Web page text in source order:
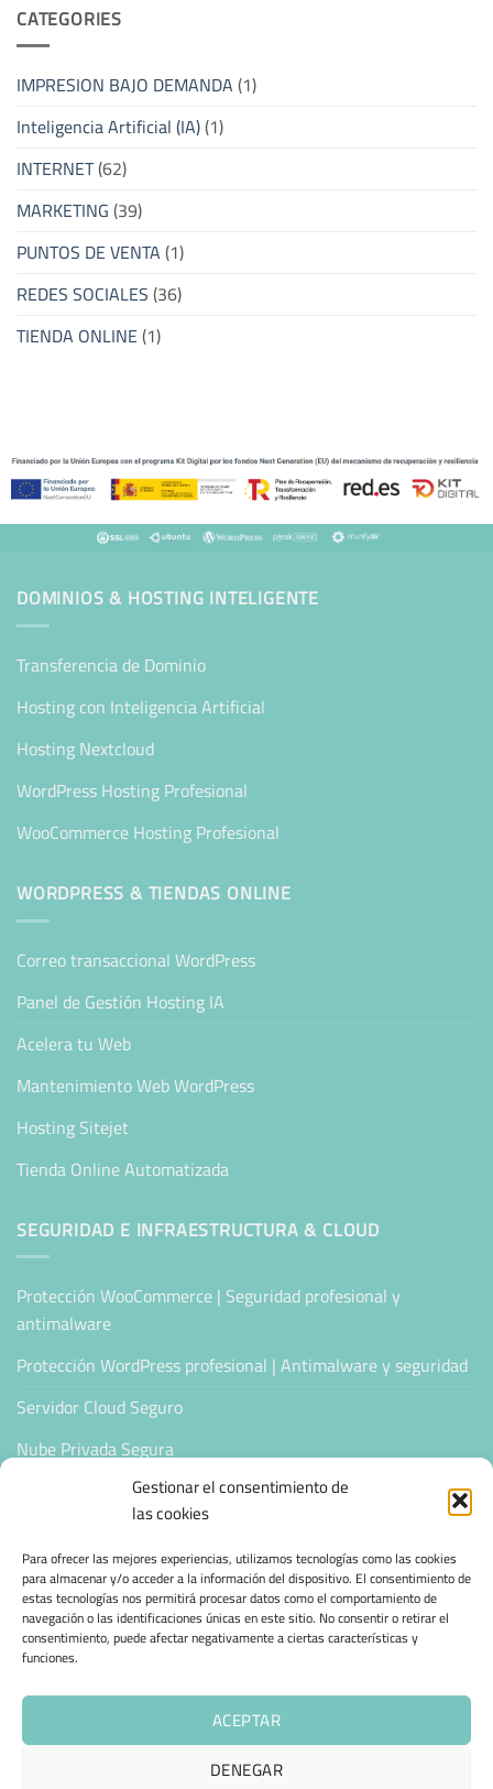
Gestionar el consentimiento de
las cookies
Para ofrecer las mejores experiencias, utilizamos tecnologías como las cookies
para almacenar y/o acceder a la información del dispositivo. El consentimiento de
estas tecnologías nos permitirá procesar datos como el comportamiento de
navegación o las identificaciones únicas en este sitio. No consentir o retirar el
consentimiento, puede afectar negativamente a ciertas características y
funciones.
ACEPTAR
DENEGAR
CATEGORIES
IMPRESION BAJO DEMANDA(1)
Inteligencia Artificial (IA)(1)
INTERNET(62)
MARKETING(39)
PUNTOS DE VENTA(1)
REDES SOCIALES(36)
TIENDA ONLINE(1)
DOMINIOS & HOSTING INTELIGENTE
Transferencia de Dominio
Hosting con Inteligencia Artificial
Hosting Nextcloud
WordPress Hosting Profesional
WooCommerce Hosting Profesional
WORDPRESS & TIENDAS ONLINE
Correo transaccional WordPress
Panel de Gestión Hosting IA
Acelera tu Web
Mantenimiento Web WordPress
Hosting Sitejet
Tienda Online Automatizada
SEGURIDAD E INFRAESTRUCTURA & CLOUD
Protección WooCommerce | Seguridad profesional y
antimalware
Protección WordPress profesional | Antimalware y seguridad
Servidor Cloud Seguro
Nube Privada Segura
CONFIANZA & ESPECIALIZACIÓN
Sello de Confianza
Empresas Verificadas +100 Protocolos Online
Migración desde otro proveedor
Hosting ecológico + IA
Hosting Empresarial 360